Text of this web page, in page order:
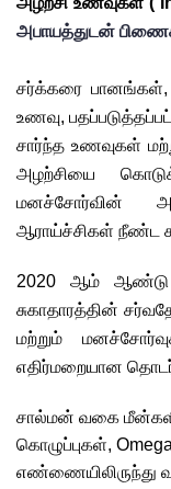
அபாயத்துடன்
சர்க்கரை பானங்கள்,
உணவு,
சார்ந்த உணவுகள்
அழற்சியை
மனச்சோர்வின்
ஆராய்ச்சிகள் நீண்ட
2020 ஆம் ஆண்டு
சுகாதாரத்தின்
மற்றும்
எதிர்மறையான
சால்மன் வகை
கொழுப்புகள்,
எண்ணையிலிருந்து